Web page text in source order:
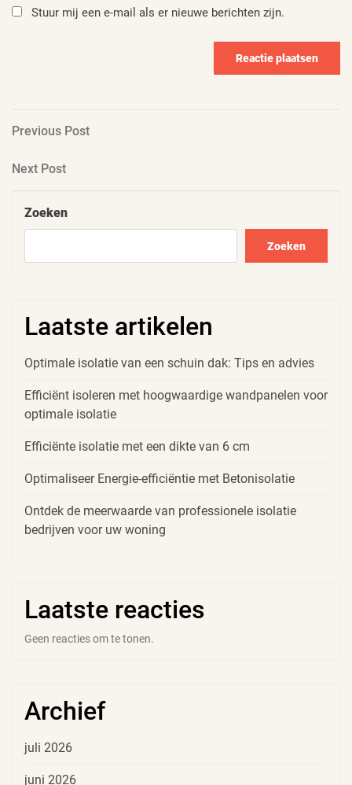
Stuur mij een e-mail als er nieuwe berichten zijn.
Berichtnavigatie
Previous
Previous Post
Next
Next Post
Zoeken
Zoeken
Laatste artikelen
Optimale isolatie van een schuin dak: Tips en advies
Efficiënt isoleren met hoogwaardige wandpanelen voor
optimale isolatie
Efficiënte isolatie met een dikte van 6 cm
Optimaliseer Energie-efficiëntie met Betonisolatie
Ontdek de meerwaarde van professionele isolatie
bedrijven voor uw woning
Laatste reacties
Geen reacties om te tonen.
Archief
juli 2026
juni 2026